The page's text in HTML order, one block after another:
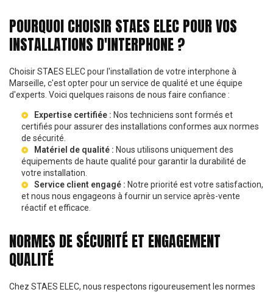
POURQUOI CHOISIR STAES ELEC POUR VOS
INSTALLATIONS D'INTERPHONE ?
Choisir STAES ELEC pour l'installation de votre interphone à
Marseille, c'est opter pour un service de qualité et une équipe
d'experts. Voici quelques raisons de nous faire confiance :
Expertise certifiée : Nos techniciens sont formés et
certifiés pour assurer des installations conformes auxnormes
de sécurité
Matériel de qualité : Nous utilisons uniquement des
équipements de haute qualité pour garantir la durabilité de
votre installation.
Service client engagé : Notre priorité est votre satisfaction,
et nous nous engageons à fournir un service après-vente
réactif et efficace.
NORMES DE SÉCURITÉ ET ENGAGEMENT
QUALITÉ
Chez STAES ELEC, nous respectons rigoureusement les normes